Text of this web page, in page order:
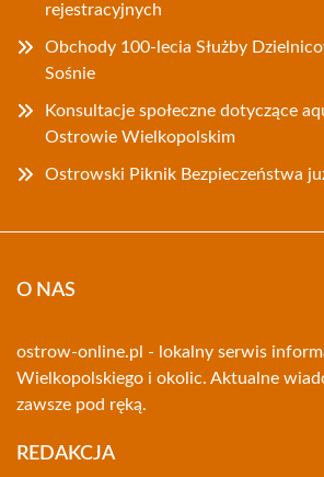
rejestracyjnych
Obchody 100-lecia Służby
Sośnie
Konsultacje społeczne dotyczące
Ostrowie Wielkopolskim
Ostrowski Piknik Bezpieczeństwa
O NAS
ostrow-online.pl - lokalny serwis
Wielkopolskiego i okolic. Aktualne
zawsze pod ręką.
REDAKCJA